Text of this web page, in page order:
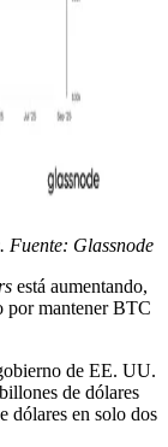
Fuente: Glassnode
está aumentando,
por mantener BTC
de EE. UU.
de dólares
dólares en solo dos